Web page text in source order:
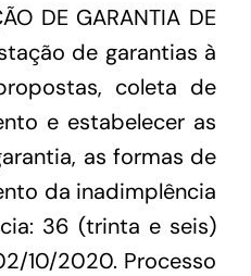
DE GARANTIA DE
de garantias à
coleta de
e estabelecer as
as formas de
da inadimplência
36 (trinta e seis)
10/2020. Processo